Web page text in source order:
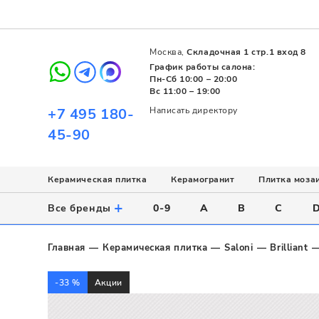
+7 495 180-
45-90
Написать директору
Москва,Складочная 1 стр.1 вход 8
График работы салона:
Пн-Сб 10:00 – 20:00
Вс 11:00 – 19:00
Керамическая плитка
Использование
Напольное
Настенное
Назначение
Стиль
Современный
Пэчворк
Керамогранит
Назначение
Для ванной
Напольное
Поверхность
Матовая
Полированная
Плитка
Назначение
Для ванной
Для бассейна
Цвет
Белый
Серый
Все бренды + 0-9 A B C D
Главная Керамическая плитка Saloni Brilliant
-33 % Акции